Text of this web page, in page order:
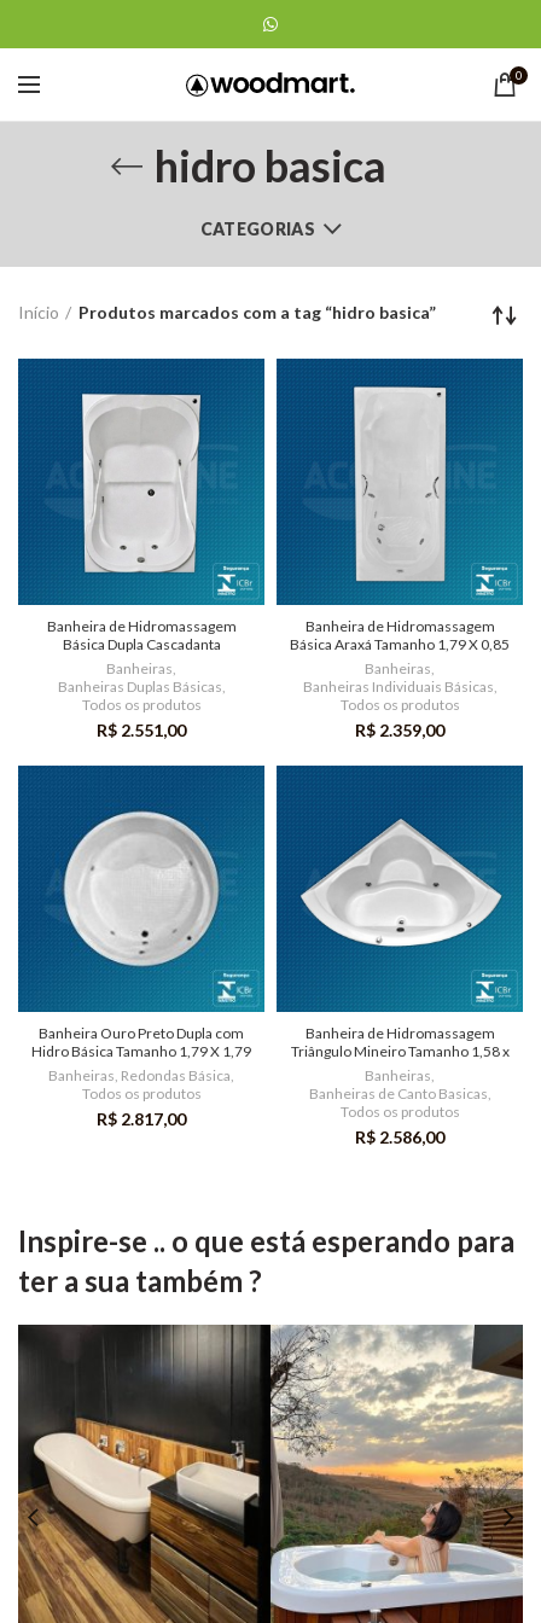
0
hidro basica
CATEGORIAS
Início Produtos marcados com a tag “hidro basica”
Banheira de Hidromassagem
Básica Dupla Cascadanta
Banheiras,
Banheiras Duplas Básicas,
Todos os produtos
R$ 2.551,00
Banheira de Hidromassagem
Básica Araxá Tamanho 1,79 X 0,85
X 0,50
Banheiras,
Banheiras Individuais Básicas,
Todos os produtos
R$ 2.359,00
Banheira Ouro Preto Dupla com
Hidro Básica Tamanho 1,79 X 1,79
X 0,45
Banheiras, Redondas Básica,
Todos os produtos
R$ 2.817,00
Banheira de Hidromassagem
Triângulo Mineiro Tamanho 1,58 x
1,58 x 52
Banheiras,
Banheiras de Canto Basicas,
Todos os produtos
R$ 2.586,00
Inspire-se .. o que está esperando para
ter a sua também ?